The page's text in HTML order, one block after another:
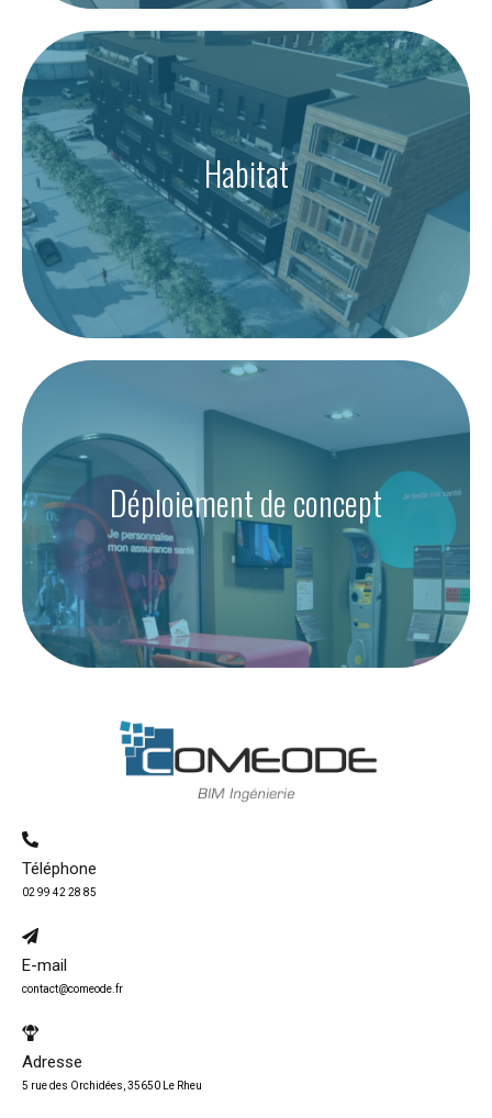
Habitat
Déploiement de concept
Téléphone
02 99 42 28 85
E-mail
contact@comeode.fr
Adresse
5 rue des Orchidées, 35650 Le Rheu